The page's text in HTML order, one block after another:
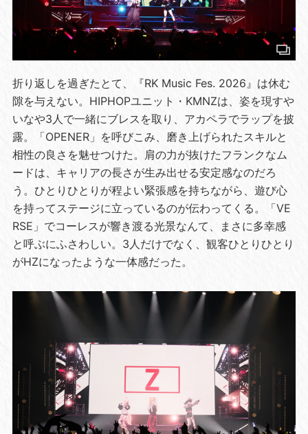
折り返しを過ぎたとて、『RK Music Fes. 2026』は休む
隙を与えない。HIPHOPユニット・KMNZは、姿を現すや
いなや3人で一緒にブレスを取り、アカペラでラップを披
露。「OPENER」を呼びこみ、磨き上げられたスキルと
相性の良さを魅せつけた。肩の力が抜けたフランクなム
ードは、キャリアの長さが生み出せる安定感なのだろ
う。ひとりひとりが程よい緊張感を持ちながら、遊び心
を持ってステージに立っているのが伝わってくる。「VE
RSE」でコーレスが響き渡る光景なんて、まさに多幸感
と呼ぶにふさわしい。3人だけでなく、観客ひとりひとり
がHZになったような一体感だった。